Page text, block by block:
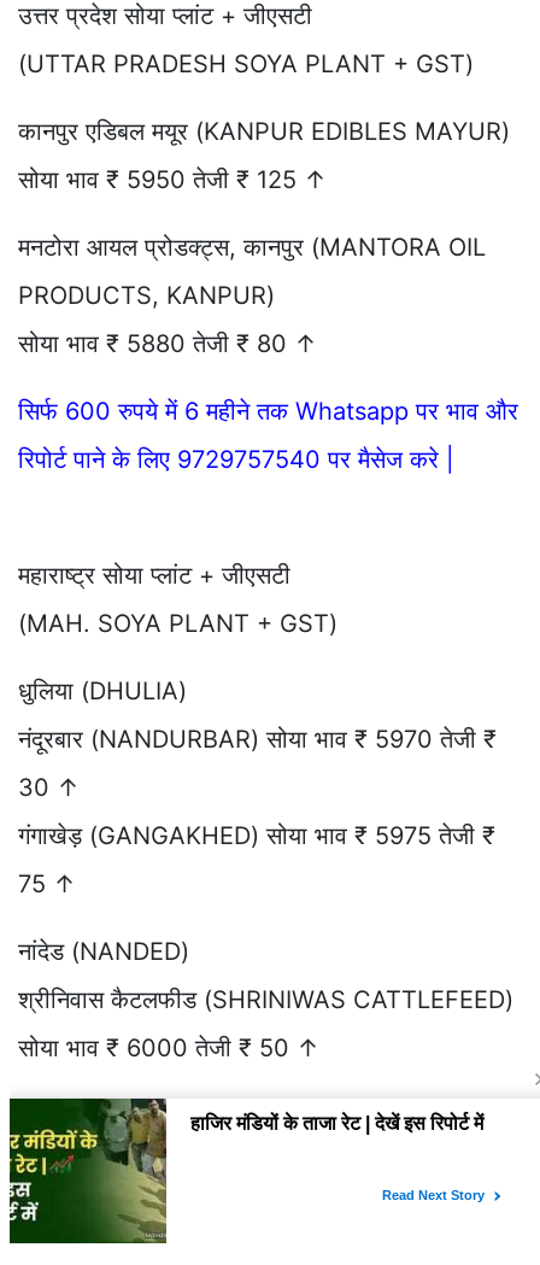
उत्तर प्रदेश सोया प्लांट + जीएसटी
(UTTAR PRADESH SOYA PLANT + GST)
कानपुर एडिबल मयूर (KANPUR EDIBLES MAYUR)
सोया भाव ₹ 5950 तेजी ₹ 125 ↑
मनटोरा आयल प्रोडक्ट्स, कानपुर (MANTORA OIL
PRODUCTS, KANPUR)
सोया भाव ₹ 5880 तेजी ₹ 80 ↑
सिर्फ 600 रुपये में 6 महीने तक Whatsapp पर भाव और
रिपोर्ट पाने के लिए 9729757540 पर मैसेज करे |
महाराष्ट्र सोया प्लांट + जीएसटी
(MAH. SOYA PLANT + GST)
धुलिया (DHULIA)
नंदूरबार (NANDURBAR) सोया भाव ₹ 5970 तेजी ₹
30 ↑
गंगाखेड़ (GANGAKHED) सोया भाव ₹ 5975 तेजी ₹
75 ↑
नांदेड (NANDED)
श्रीनिवास कैटलफीड (SHRINIWAS CATTLEFEED)
सोया भाव ₹ 6000 तेजी ₹ 50 ↑
लातूर (LATUR)
धनराज (DHANRAJ) सोया भाव ₹ 6100 तेजी ₹ 50
↑